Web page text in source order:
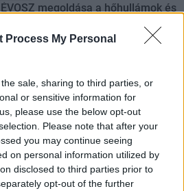
Process My Personal
sale, sharing to third parties, or
or sensitive information for
please use the below opt-out
Please note that after your
you may continue seeing
on personal information utilized by
disclosed to third parties prior to
opt-out of the further
megoldása a hőhullámok és
éri meg Afrikában utat építeni?
amit a GED Afrika projektről
labirintusában